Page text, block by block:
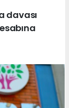
davası